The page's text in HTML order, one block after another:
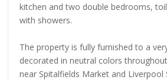
kitchen and two double bedrooms,
with showers.
The property is fully furnished to a
decorated in neutral colors
near Spitalfields Market and Liverpool